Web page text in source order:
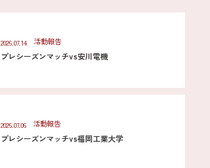
2026.07.14 活動報告
プレシーズンマッチvs安川電機
2026.07.06 活動報告
プレシーズンマッチvs福岡工業大学